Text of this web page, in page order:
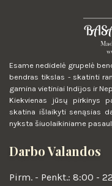
Esame nedidelė grupelė
bendras tikslas - skatinti
gamina vietiniai Indijos ir
Kiekvienas jūsų pirkinys
skatina išlaikyti senąsias
nyksta šiuolaikiniame
Darbo Valandos
Pirm. - Penkt.: 8:00 -